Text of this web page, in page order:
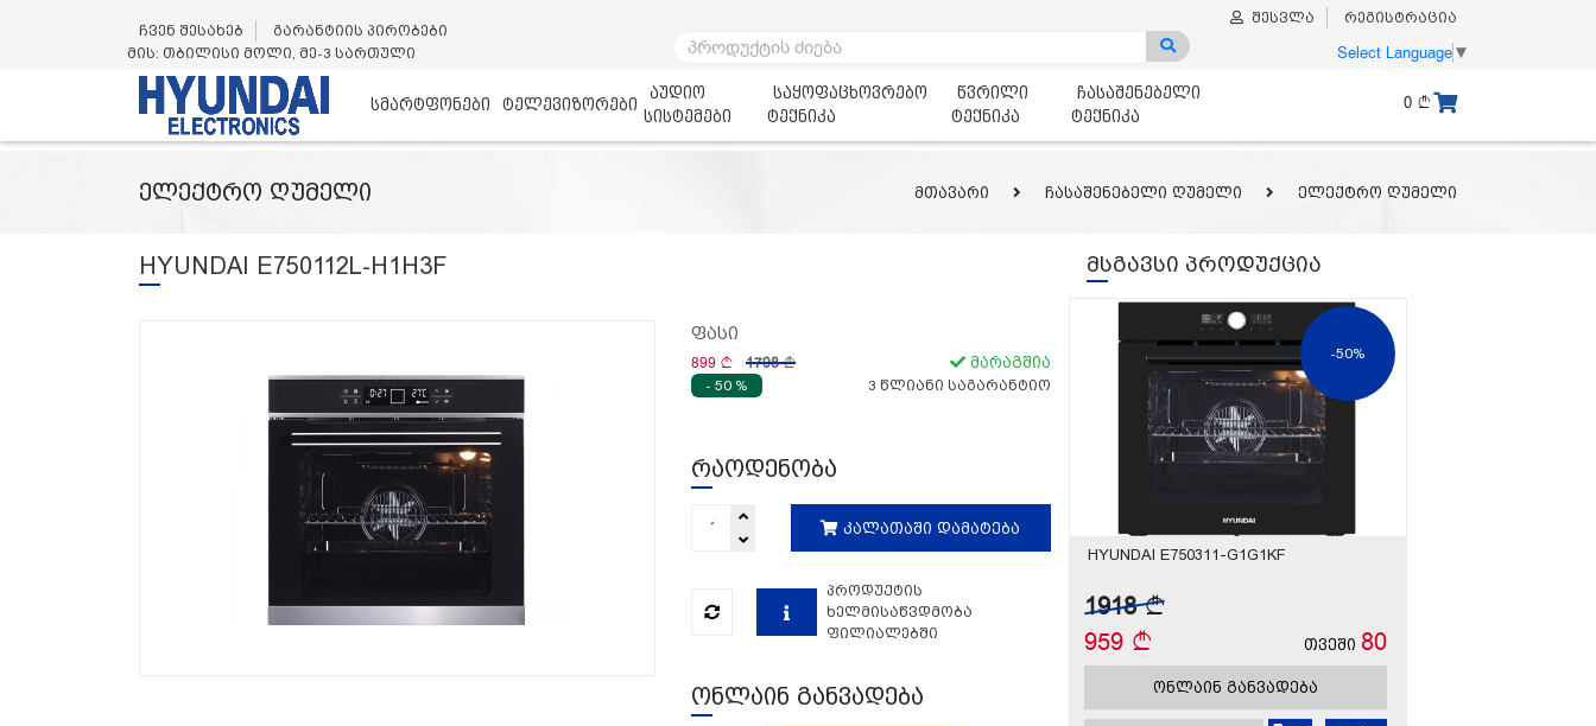
ჩვენ შესახებ
გარანტიის პირობები
მის: თბილისი მოლი, მე-3 სართული
შესვლა რეგისტრაცია
Select Language▼
სმარტფონები ტელევიზორები
აუდიო
სისტემები
საყოფაცხოვრებო
ტექნიკა
წვრილი
ტექნიკა
ჩასაშენებელი
ტექნიკა
0
ელექტრო ღუმელი მთავარი ჩასაშენებელი ღუმელი ელექტრო ღუმელი
HYUNDAI E750112L-H1H3F
ფასი
899 1798 მარაგშია
- 50 % 3 წლიანი საგარანტიო
რაოდენობა
კალათაში დამატება
პროდუქტის
ხელმისაწვდმობა
ფილიალებში
ონლაინ განვადება
მსგავსი პროდუქცია
-50%
HYUNDAI E750311-G1G1KF
1918
959
თვეში 80
ონლაინ განვადება